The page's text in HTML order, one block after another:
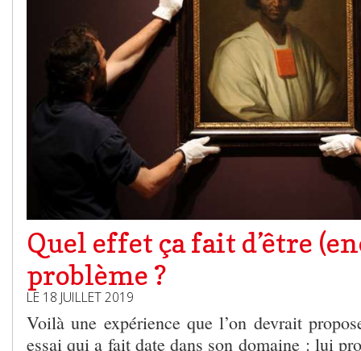
Quel effet ça fait d’être
problème ?
LE 18 JUILLET 2019
Voilà une expérience que l’on devrait
essai qui a fait date dans son domaine : lui